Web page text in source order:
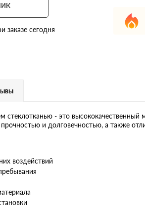
заказе сегодня
- это высококачественный
и долговечностью, а также
воздействий